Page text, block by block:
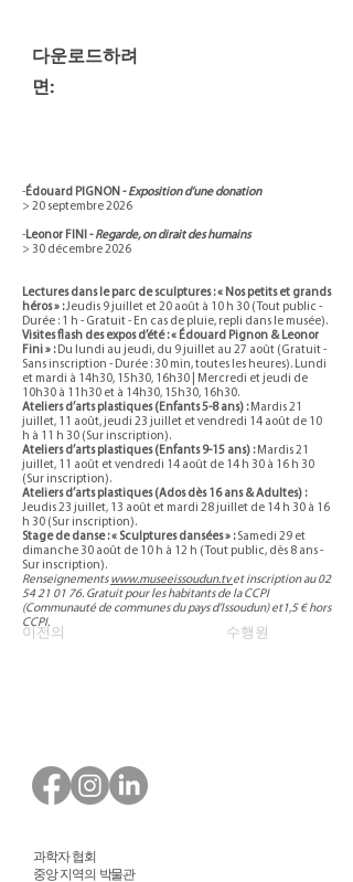
다운로드하려
면:
-Édouard PIGNON -Exposition d’une donation
> 20 septembre 2026
-Leonor FINI -Regarde, on dirait des humains
> 30 décembre 2026
Lectures dans le parc de sculptures : « Nos petits et grands
héros » :Jeudis 9 juillet et 20 août à 10 h 30 (Tout public -
Durée : 1 h - Gratuit - En cas de pluie, repli dans le musée).
Visites flash des expos d’été : « Édouard Pignon & Leonor
Fini » : Du lundi au jeudi, du 9 juillet au 27 août (Gratuit -
Sans inscription - Durée : 30 min, toutes les heures). Lundi
et mardi à 14h30, 15h30, 16h30 | Mercredi et jeudi de
10h30 à 11h30 et à 14h30, 15h30, 16h30.
Ateliers d’arts plastiques (Enfants 5-8 ans) : Mardis 21
juillet, 11 août, jeudi 23 juillet et vendredi 14 août de 10
h à 11 h 30 (Sur inscription).
Ateliers d’arts plastiques (Enfants 9-15 ans) : Mardis 21
juillet, 11 août et vendredi 14 août de 14 h 30 à 16 h 30
(Sur inscription).
Ateliers d’arts plastiques (Ados dès 16 ans & Adultes) :
Jeudis 23 juillet, 13 août et mardi 28 juillet de 14 h 30 à 16
h 30 (Sur inscription).
Stage de danse : « Sculptures dansées » :Samedi 29 et
dimanche 30 août de 10 h à 12 h (Tout public, dès 8 ans -
Sur inscription).
Renseignementswww.museeissoudun.tvet inscription au02
54 21 01 76. Gratuit pour les habitants de la CCPI
(Communauté de communes du pays d’Issoudun) et1,5 € hors
CCPI.
이전의 수행원
과학자 협회
중앙 지역의 박물관